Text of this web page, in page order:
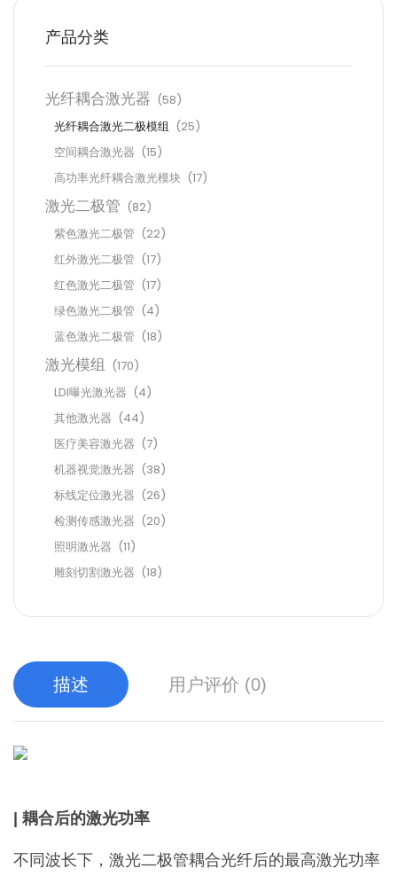
产品分类
光纤耦合激光器 (58)
光纤耦合激光二极模组 (25)
空间耦合激光器 (15)
高功率光纤耦合激光模块 (17)
激光二极管 (82)
紫色激光二极管 (22)
红外激光二极管 (17)
红色激光二极管 (17)
绿色激光二极管 (4)
蓝色激光二极管 (18)
激光模组 (170)
LDI曝光激光器 (4)
其他激光器 (44)
医疗美容激光器 (7)
机器视觉激光器 (38)
标线定位激光器 (26)
检测传感激光器 (20)
照明激光器 (11)
雕刻切割激光器 (18)
描述 用户评价 (0)
| 耦合后的激光功率
不同波长下，激光二极管耦合光纤后的最高激光功率